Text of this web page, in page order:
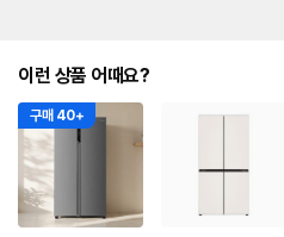
이런 상품 어때요?
구매 40+